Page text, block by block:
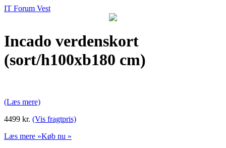
IT Forum Vest
Incado verdenskort
(sort/h100xb180 cm)
(Læs mere)
4499 kr. (Vis fragtpris)
Læs mere »Køb nu »